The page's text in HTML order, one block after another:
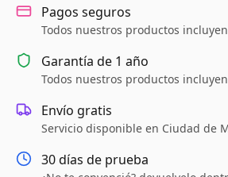
Pagos seguros
Todos nuestros productos
Garantía de 1 año
Todos nuestros productos
Envío gratis
Servicio disponible en Ciudad de
30 días de prueba